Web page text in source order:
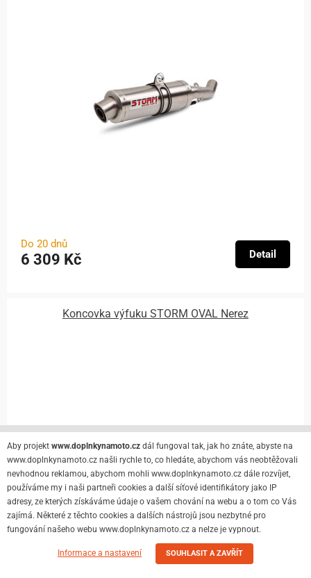
Do 20 dnů
6 309 Kč Detail
Koncovka výfuku STORM OVAL Nerez
Aby projekt www.doplnkynamoto.cz dál fungoval tak, jak ho znáte, abyste na
www.doplnkynamoto.cz našli rychle to, co hledáte, abychom vás neobtěžovali
nevhodnou reklamou, abychom mohli www.doplnkynamoto.cz dále rozvíjet,
používáme my i naši partneři cookies a další síťové identifikátory jako IP
adresy, ze kterých získáváme údaje o vašem chování na webu a o tom co Vás
zajímá. Některé z těchto cookies a dalších nástrojů jsou nezbytné pro
fungování našeho webu www.doplnkynamoto.cz a nelze je vypnout.
Informace a nastavení SOUHLASIT A ZAVŘÍT